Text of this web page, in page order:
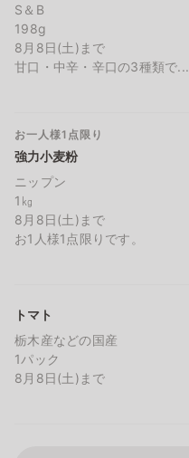
S＆B
198g
8月8日(土)まで
甘口・中辛・辛口の3種類で...
お一人様1点限り
強力小麦粉
ニップン
1㎏
8月8日(土)まで
お1人様1点限りです。
トマト
栃木産などの国産
1パック
8月8日(土)まで